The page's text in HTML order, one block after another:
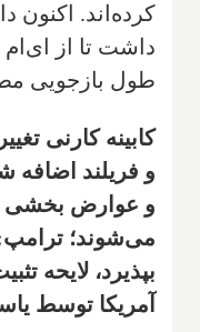
کرده‌اند. اکنون
داشت تا از ای‌ام
طول بازجویی
کابینه کارنی
و فریلند اضافه
می‌شوند؛ ترامپ:
بپذیرد، لایحه
آمریکا توسط